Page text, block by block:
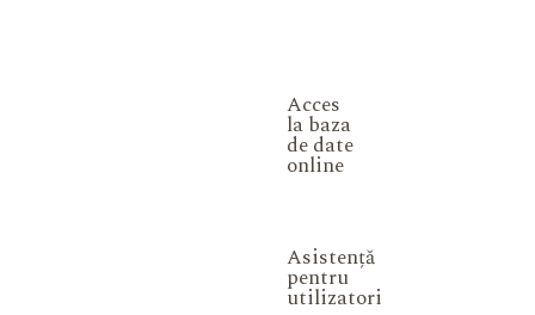
Acces
la baza
de date
online
Asistență
pentru
utilizatori